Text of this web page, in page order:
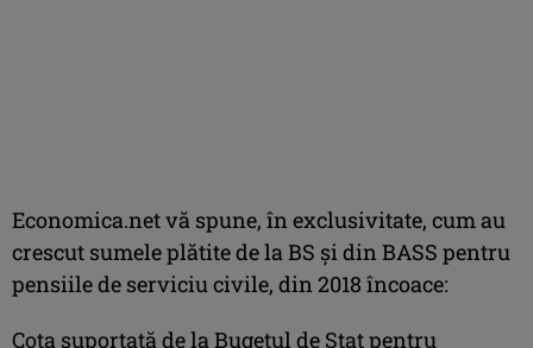
Economica.net vă spune, în exclusivitate, cum au
crescut sumele plătite de la BS şi din BASS pentru
pensiile de serviciu civile, din 2018 încoace:
Cota suportată de la Bugetul de Stat pentru